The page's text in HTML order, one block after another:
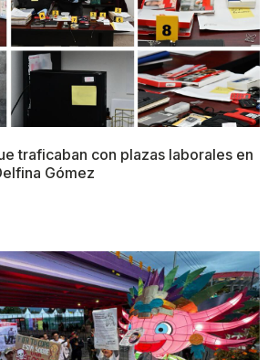
traficaban con plazas laborales en
Gómez